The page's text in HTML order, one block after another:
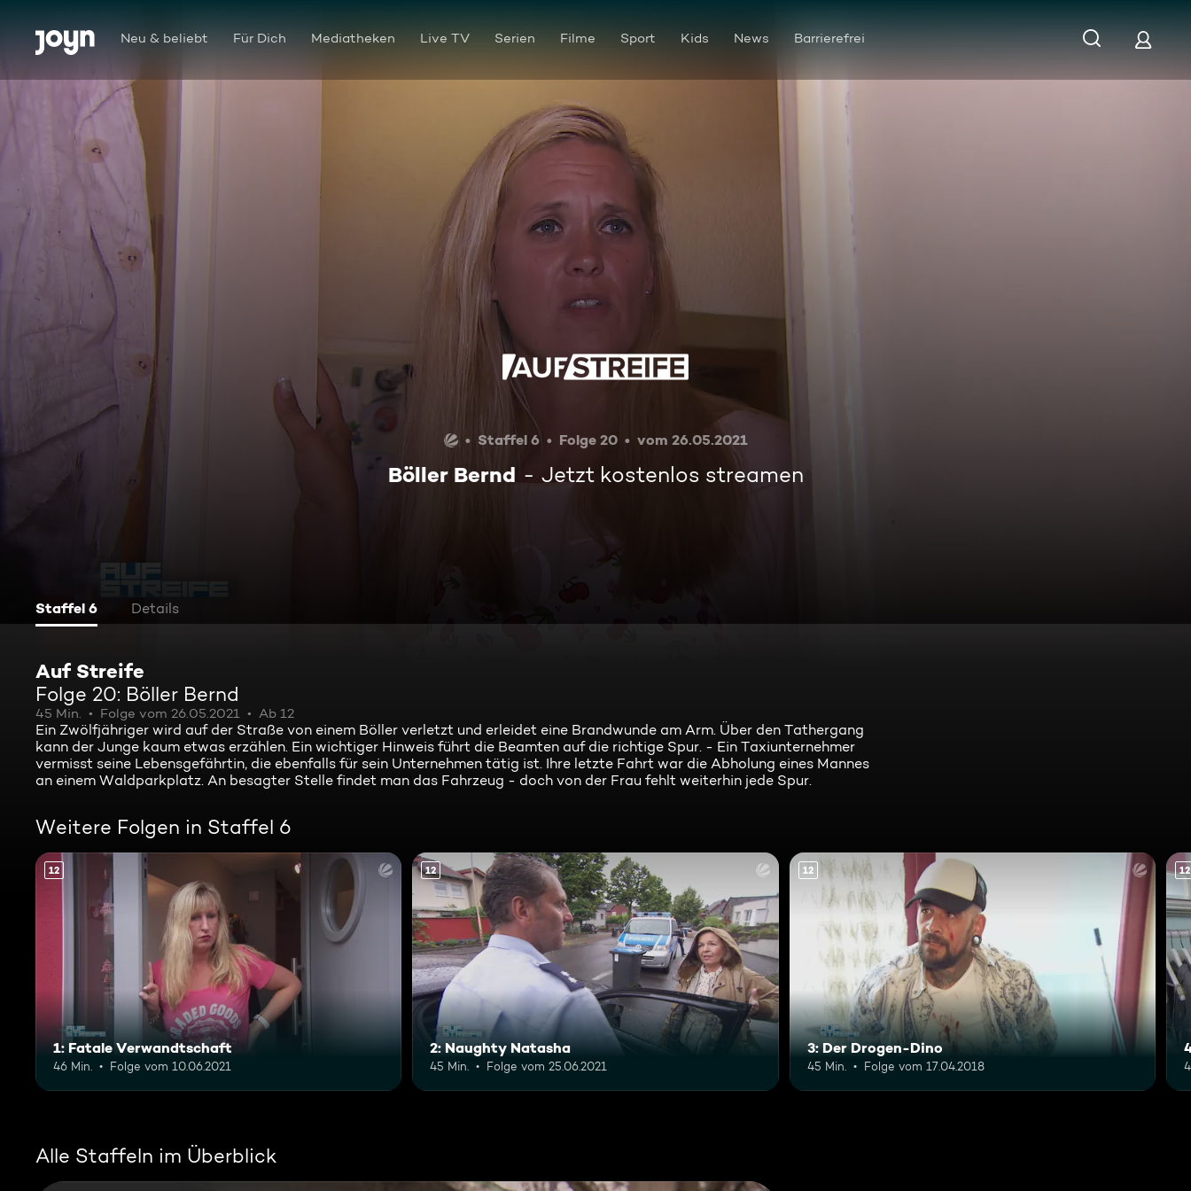
Zum Inhalt springen
Barrierefrei Neu & beliebt Für Dich Mediatheken Live TV Serien Filme Sport Kids News Barrierefrei
Staffel 6 Folge 20 vom 26.05.2021
Böller Bernd Jetzt kostenlos streamen
Staffel 6 Details
Auf Streife
Folge 20: Böller Bernd
45 Min. Folge vom 26.05.2021 Ab 12
Ein Zwölfjähriger wird auf der Straße von einem Böller verletzt und erleidet eine Brandwunde am Arm. Über den Tathergang
kann der Junge kaum etwas erzählen. Ein wichtiger Hinweis führt die Beamten auf die richtige Spur. - Ein Taxiunternehmer
vermisst seine Lebensgefährtin, die ebenfalls für sein Unternehmen tätig ist. Ihre letzte Fahrt war die Abholung eines Mannes
an einem Waldparkplatz. An besagter Stelle findet man das Fahrzeug - doch von der Frau fehlt weiterhin jede Spur.
Weitere Folgen in Staffel 6
12
1: Fatale Verwandtschaft
46 Min. Folge vom 10.06.2021
12
2: Naughty Natasha
45 Min. Folge vom 25.06.2021
12
3: Der Drogen-Dino
45 Min. Folge vom 17.04.2018
12
Alle Staffeln im Überblick